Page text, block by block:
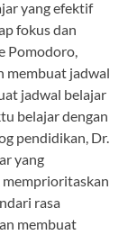
yang efektif
fokus dan
Pomodoro,
membuat jadwal
jadwal belajar
belajar dengan
pendidikan, Dr.
yang
rasa
membuat